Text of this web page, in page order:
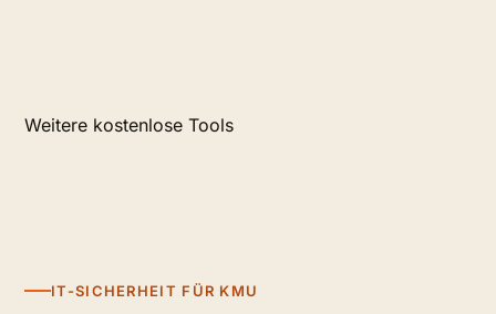
Weitere kostenlose Tools
IT-SICHERHEIT FÜR KMU